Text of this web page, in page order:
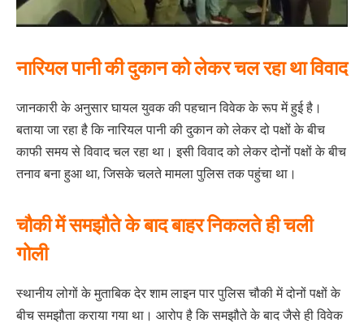
नारियल पानी की दुकान को लेकर चल रहा था विवाद
जानकारी के अनुसार घायल युवक की पहचान विवेक के रूप में हुई है।
बताया जा रहा है कि नारियल पानी की दुकान को लेकर दो पक्षों के बीच
काफी समय से विवाद चल रहा था। इसी विवाद को लेकर दोनों पक्षों के बीच
तनाव बना हुआ था, जिसके चलते मामला पुलिस तक पहुंचा था।
चौकी में समझौते के बाद बाहर निकलते ही चली
गोली
स्थानीय लोगों के मुताबिक देर शाम लाइन पार पुलिस चौकी में दोनों पक्षों के
बीच समझौता कराया गया था। आरोप है कि समझौते के बाद जैसे ही विवेक